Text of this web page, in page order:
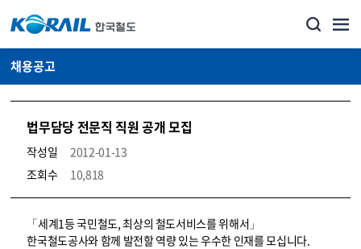
채용공고
법무담당 전문직 직원 공개 모집
작성일
2012-01-13
조회수
10,818
코레일소개_경영공시_채용공고 상세보기 – 내용, 파일, 담당자 연락처로 구성
「세계1등 국민철도, 최상의 철도서비스를 위해서」
한국철도공사와 함께 발전할 역량 있는 우수한 인재를 모십니다.